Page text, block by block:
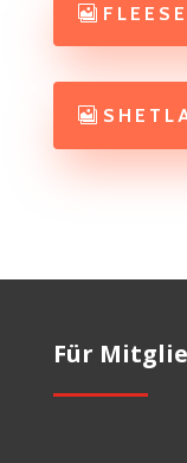
Für